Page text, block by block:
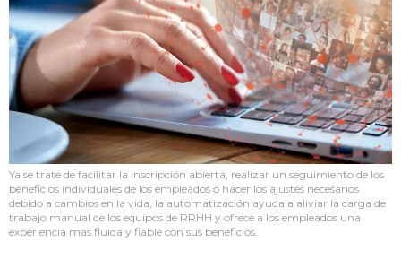
Ya se trate de facilitar la inscripción abierta, realizar un seguimiento de los
beneficios individuales de los empleados o hacer los ajustes necesarios
debido a cambios en la vida, la automatización ayuda a aliviar la carga de
trabajo manual de los equipos de RRHH y ofrece a los empleados una
experiencia más fluida y fiable con sus beneficios.